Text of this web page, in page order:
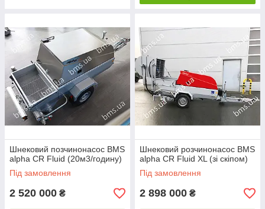
Шнековий позчинонасос BMS
alpha CR Fluid (20м3/годину)
Під замовлення
2 520 000 ₴
Шнековий розчинонасос BMS
alpha CR Fluid XL (зі скіпом)
Під замовлення
2 898 000 ₴